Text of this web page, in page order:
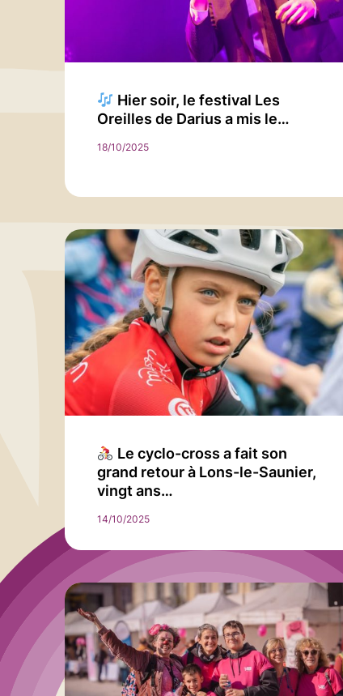
Hier soir, le festival Les
Oreilles de Darius a mis le…
18/10/2025
Le cyclo-cross a fait son
grand retour à Lons-le-Saunier,
vingt ans…
14/10/2025